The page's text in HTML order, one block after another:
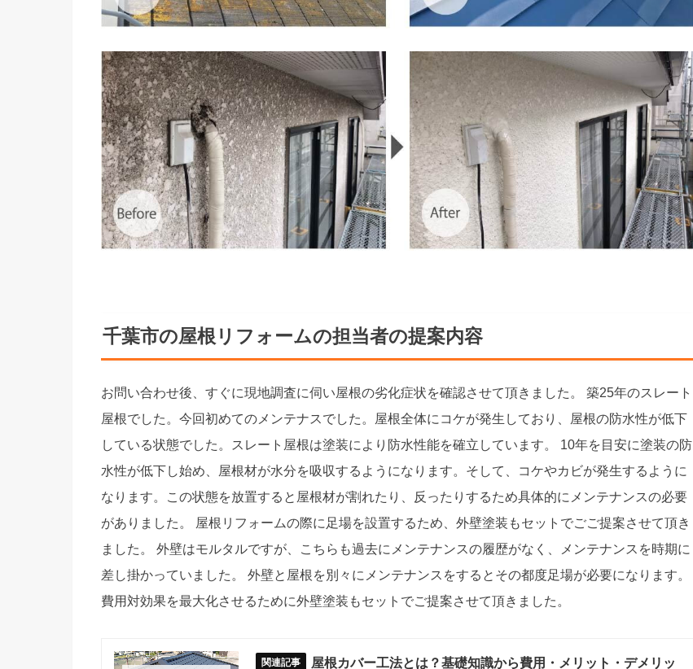
千葉市の屋根リフォームの担当者の提案内容
お問い合わせ後、すぐに現地調査に伺い屋根の劣化症状を確認させて頂きました。 築25年のスレート
屋根でした。今回初めてのメンテナスでした。屋根全体にコケが発生しており、屋根の防水性が低下
している状態でした。スレート屋根は塗装により防水性能を確立しています。 10年を目安に塗装の防
水性が低下し始め、屋根材が水分を吸収するようになります。そして、コケやカビが発生するように
なります。この状態を放置すると屋根材が割れたり、反ったりするため具体的にメンテナンスの必要
がありました。 屋根リフォームの際に足場を設置するため、外壁塗装もセットでごご提案させて頂き
ました。 外壁はモルタルですが、こちらも過去にメンテナンスの履歴がなく、メンテナンスを時期に
差し掛かっていました。 外壁と屋根を別々にメンテナンスをするとその都度足場が必要になります。
費用対効果を最大化させるために外壁塗装もセットでご提案させて頂きました。
屋根カバー工法とは？基礎知識から費用・メリット・デメリッ